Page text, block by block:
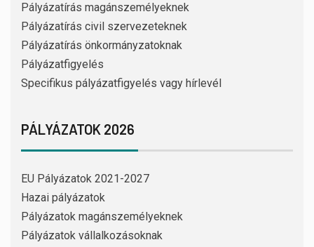
Pályázatírás magánszemélyeknek
Pályázatírás civil szervezeteknek
Pályázatírás önkormányzatoknak
Pályázatfigyelés
Specifikus pályázatfigyelés vagy hírlevél
PÁLYÁZATOK 2026
EU Pályázatok 2021-2027
Hazai pályázatok
Pályázatok magánszemélyeknek
Pályázatok vállalkozásoknak